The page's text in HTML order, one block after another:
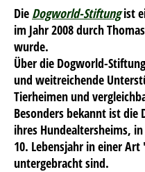
Die Dogworld-Stiftungist
im Jahr 2008 durch
wurde.
Über die Dogworld-
und weitreichende
Tierheimen und
Besonders bekannt ist
ihres Hundealtersheims,
10. Lebensjahr in einer
untergebracht sind.